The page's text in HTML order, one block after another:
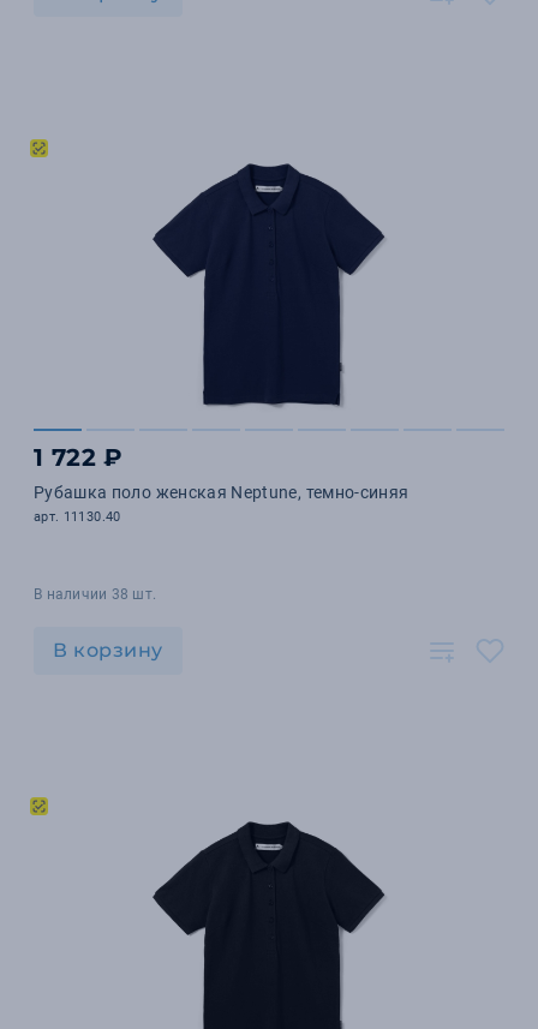
1 722 ₽
Рубашка поло женская Neptune, темно-синяя
арт. 11130.40
В наличии 38 шт.
В корзину